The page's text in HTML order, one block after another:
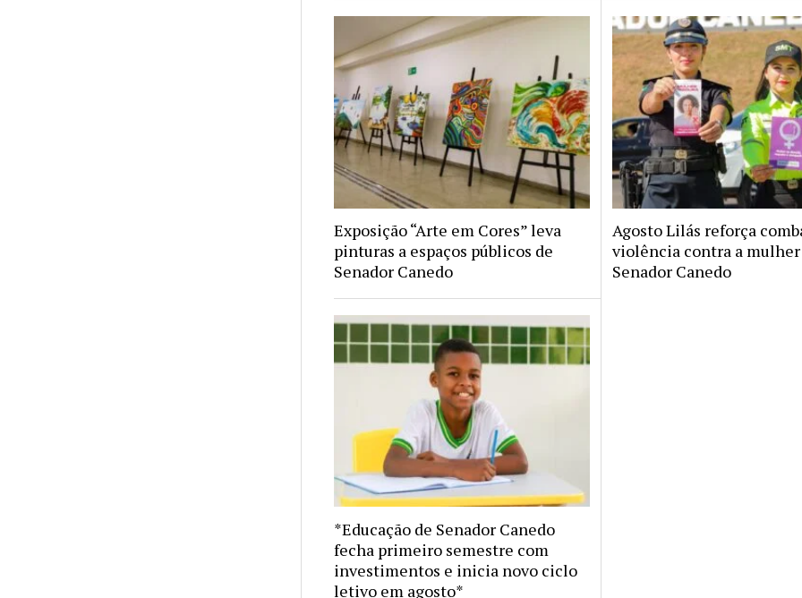
Exposição “Arte em Cores” leva
pinturas a espaços públicos de
Senador Canedo
Agosto Lilás reforça
violência contra a
Senador Canedo
*Educação de Senador Canedo
fecha primeiro semestre com
investimentos e inicia novo ciclo
letivo em agosto*